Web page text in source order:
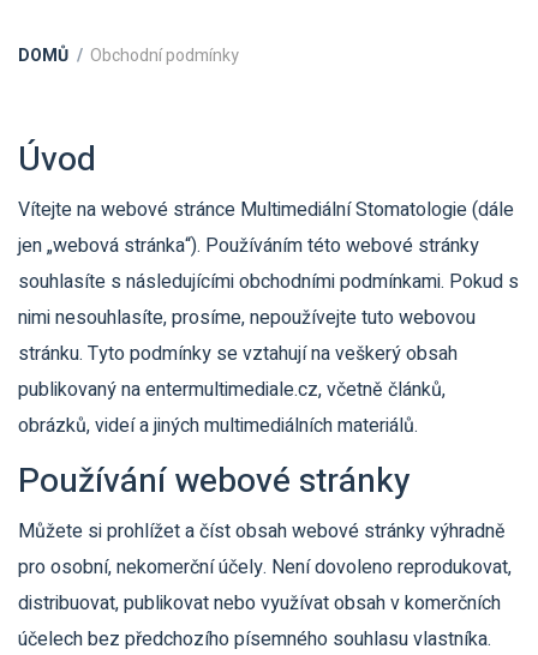
DOMŮ Obchodní podmínky
Úvod
Vítejte na webové stránce Multimediální Stomatologie (dále
jen „webová stránka“). Používáním této webové stránky
souhlasíte s následujícími obchodními podmínkami. Pokud s
nimi nesouhlasíte, prosíme, nepoužívejte tuto webovou
stránku. Tyto podmínky se vztahují na veškerý obsah
publikovaný na entermultimediale.cz, včetně článků,
obrázků, videí a jiných multimediálních materiálů.
Používání webové stránky
Můžete si prohlížet a číst obsah webové stránky výhradně
pro osobní, nekomerční účely. Není dovoleno reprodukovat,
distribuovat, publikovat nebo využívat obsah v komerčních
účelech bez předchozího písemného souhlasu vlastníka.